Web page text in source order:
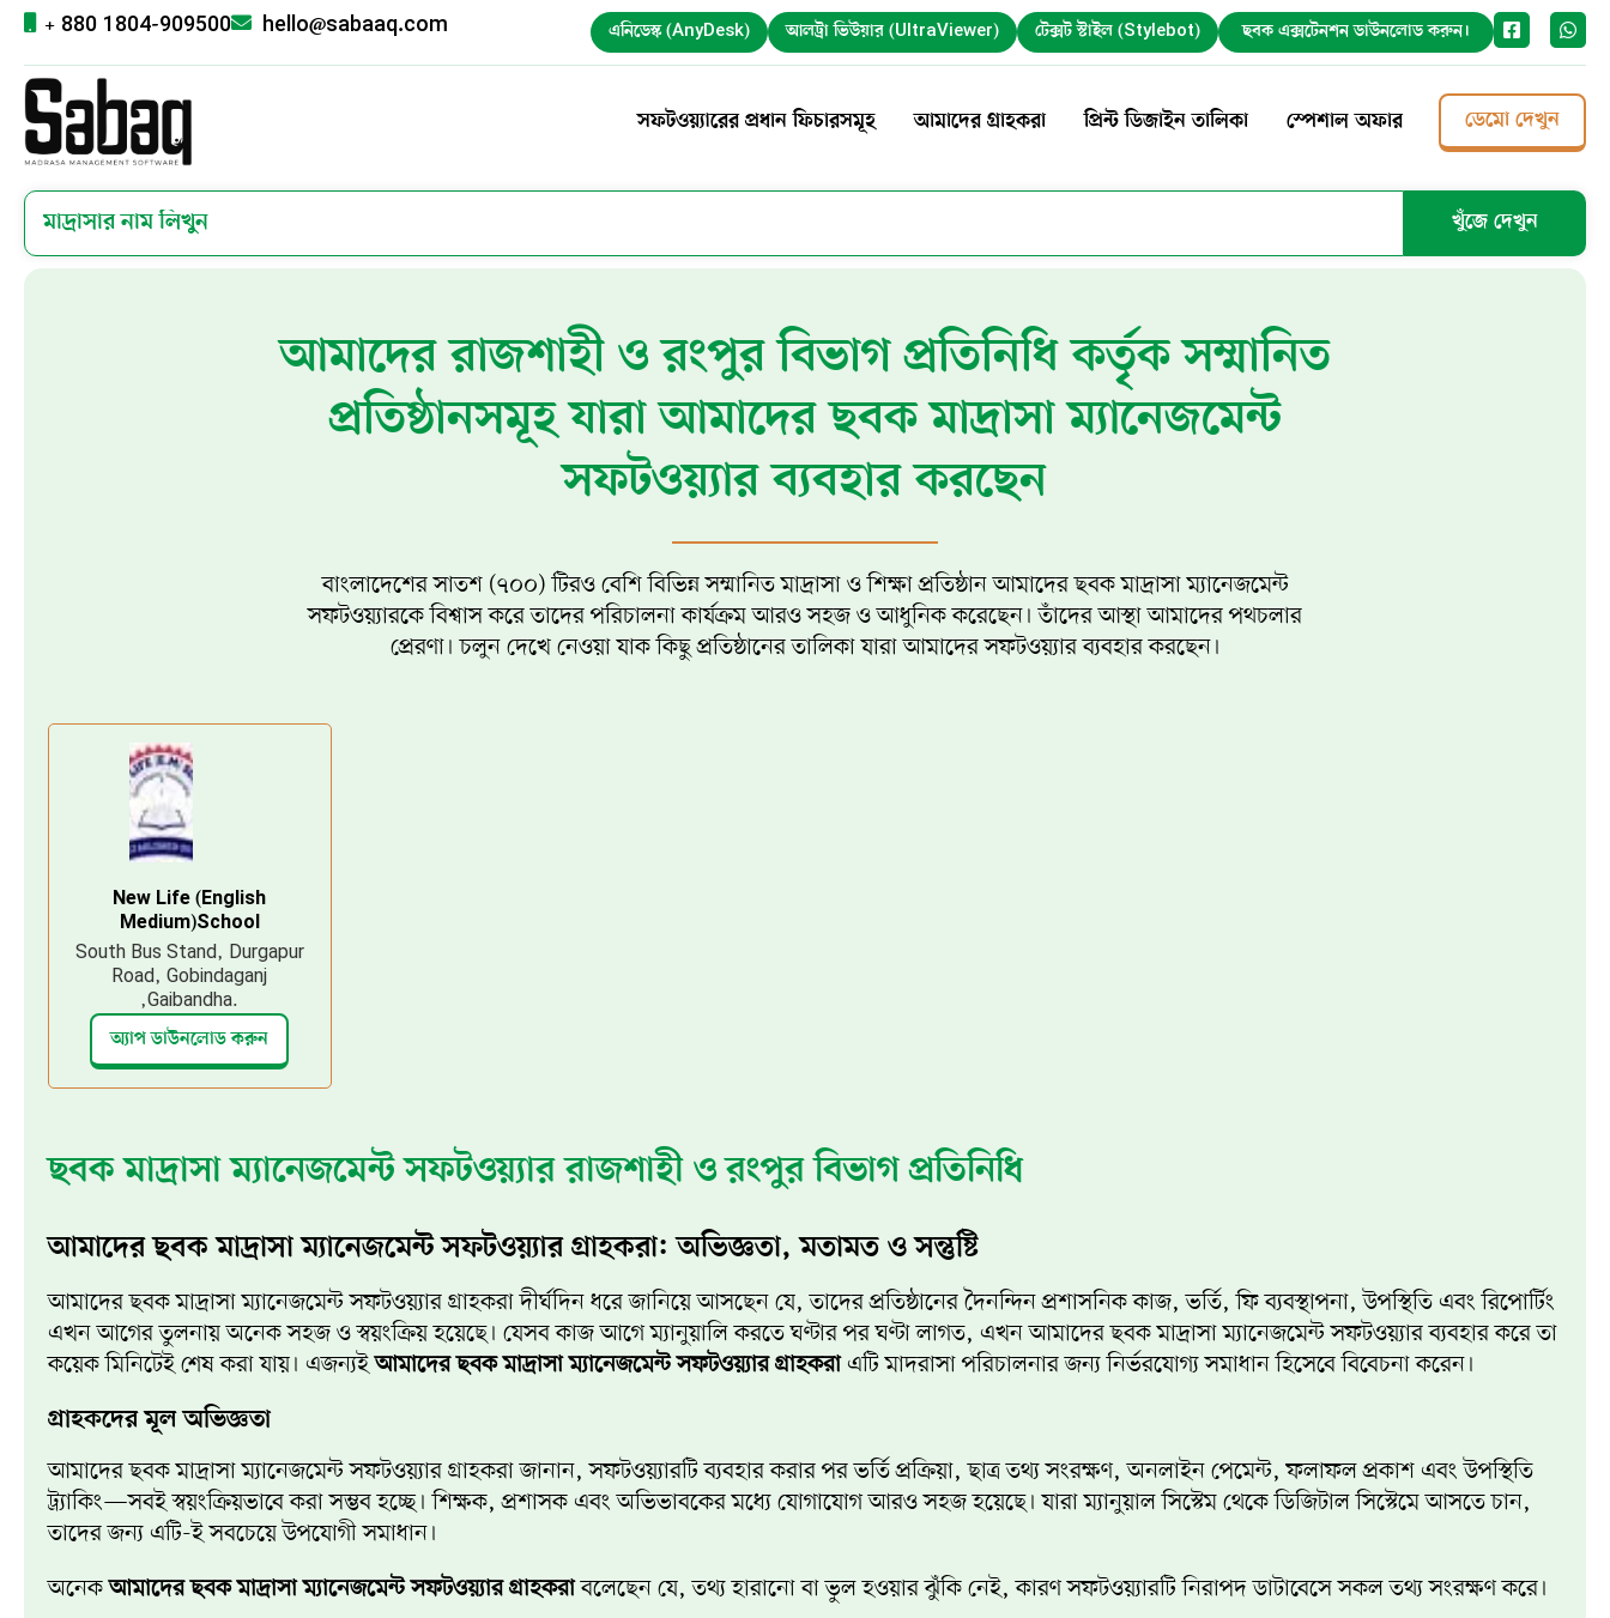
+ 880 1804-909500 hello@sabaaq.com এনিডেস্ক (AnyDesk) আলট্রা ভিউয়ার (UltraViewer) টেক্সট স্টাইল (Stylebot) ছবক এক্সটেনশন ডাউনলোড করুন।
সফটওয়্যারের প্রধান ফিচারসমূহ আমাদের গ্রাহকরা প্রিন্ট ডিজাইন তালিকা স্পেশাল অফার ডেমো দেখুন
খুঁজে দেখুন
আমাদের রাজশাহী ও রংপুর বিভাগ প্রতিনিধি কর্তৃক সম্মানিত
প্রতিষ্ঠানসমূহ যারা আমাদের ছবক মাদ্রাসা ম্যানেজমেন্ট
সফটওয়্যার ব্যবহার করছেন
বাংলাদেশের সাতশ (৭০০) টিরও বেশি বিভিন্ন সম্মানিত মাদ্রাসা ও শিক্ষা প্রতিষ্ঠান আমাদের ছবক মাদ্রাসা ম্যানেজমেন্ট
সফটওয়্যারকে বিশ্বাস করে তাদের পরিচালনা কার্যক্রম আরও সহজ ও আধুনিক করেছেন। তাঁদের আস্থা আমাদের পথচলার
প্রেরণা। চলুন দেখে নেওয়া যাক কিছু প্রতিষ্ঠানের তালিকা যারা আমাদের সফটওয়্যার ব্যবহার করছেন।
New Life (English
Medium)School
South Bus Stand, Durgapur
Road, Gobindaganj
,Gaibandha.
অ্যাপ ডাউনলোড করুন
ছবক মাদ্রাসা ম্যানেজমেন্ট সফটওয়্যার রাজশাহী ও রংপুর বিভাগ প্রতিনিধি
আমাদের ছবক মাদ্রাসা ম্যানেজমেন্ট সফটওয়্যার গ্রাহকরা: অভিজ্ঞতা, মতামত ও সন্তুষ্টি
আমাদের ছবক মাদ্রাসা ম্যানেজমেন্ট সফটওয়্যার গ্রাহকরা দীর্ঘদিন ধরে জানিয়ে আসছেন যে, তাদের প্রতিষ্ঠানের দৈনন্দিন প্রশাসনিক কাজ, ভর্তি, ফি ব্যবস্থাপনা, উপস্থিতি এবং রিপোর্টিং
এখন আগের তুলনায় অনেক সহজ ও স্বয়ংক্রিয় হয়েছে। যেসব কাজ আগে ম্যানুয়ালি করতে ঘণ্টার পর ঘণ্টা লাগত, এখন আমাদের ছবক মাদ্রাসা ম্যানেজমেন্ট সফটওয়্যার ব্যবহার করে তা
কয়েক মিনিটেই শেষ করা যায়। এজন্যইআমাদের ছবক মাদ্রাসা ম্যানেজমেন্ট সফটওয়্যার গ্রাহকরাএটি মাদরাসা পরিচালনার জন্য নির্ভরযোগ্য সমাধান হিসেবে বিবেচনা করেন।
গ্রাহকদের মূল অভিজ্ঞতা
আমাদের ছবক মাদ্রাসা ম্যানেজমেন্ট সফটওয়্যার গ্রাহকরা জানান, সফটওয়্যারটি ব্যবহার করার পর ভর্তি প্রক্রিয়া, ছাত্র তথ্য সংরক্ষণ, অনলাইন পেমেন্ট, ফলাফল প্রকাশ এবং উপস্থিতি
ট্র্যাকিং—সবই স্বয়ংক্রিয়ভাবে করা সম্ভব হচ্ছে। শিক্ষক, প্রশাসক এবং অভিভাবকের মধ্যে যোগাযোগ আরও সহজ হয়েছে। যারা ম্যানুয়াল সিস্টেম থেকে ডিজিটাল সিস্টেমে আসতে চান,
তাদের জন্য এটি-ই সবচেয়ে উপযোগী সমাধান।
অনেকআমাদের ছবক মাদ্রাসা ম্যানেজমেন্ট সফটওয়্যার গ্রাহকরাবলেছেন যে, তথ্য হারানো বা ভুল হওয়ার ঝুঁকি নেই, কারণ সফটওয়্যারটি নিরাপদ ডাটাবেসে সকল তথ্য সংরক্ষণ করে।